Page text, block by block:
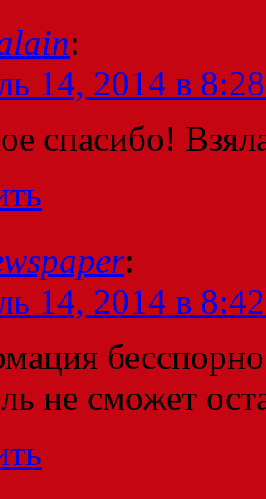
:
14, 2014 в
спасибо!
:
14, 2014 в
не сможет